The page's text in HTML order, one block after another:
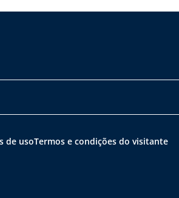
de usoTermos e condições do visitante